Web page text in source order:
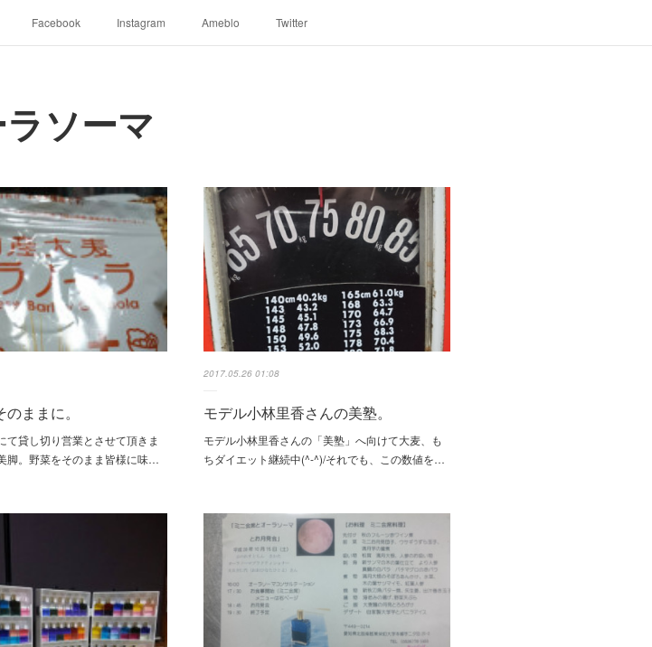
Facebook Instagram Ameblo Twitter
ソーマ
ままに。
て貸し切り営業とさせて頂きま
脚。野菜をそのまま皆様に味…
2017.05.26 01:08
モデル小林里香さんの美塾。
モデル小林里香さんの「美塾」へ向けて大麦、も
ちダイエット継続中(^-^)/それでも、この数値を…